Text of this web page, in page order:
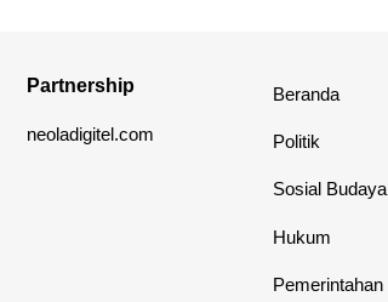
Partnership
neoladigitel.com
Beranda
Politik
Sosial Budaya
Hukum
Pemerintahan